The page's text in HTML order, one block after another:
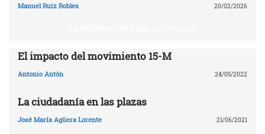
Manuel Ruiz Robles 20/02/2026
El impacto del movimiento 15-M
Antonio Antón 24/05/2022
La ciudadanía en las plazas
José María Agüera Lorente 21/06/2021